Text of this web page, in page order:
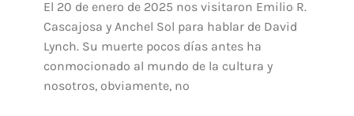
El 20 de enero de 2025 nos visitaron Emilio R.
Cascajosa y Anchel Sol para hablar de David
Lynch. Su muerte pocos días antes ha
conmocionado al mundo de la cultura y
nosotros, obviamente, no